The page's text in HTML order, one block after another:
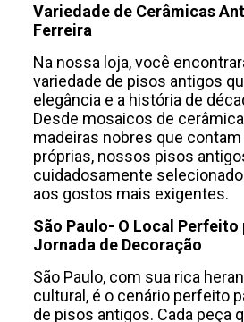
Variedade de Cerâmicas
Ferreira
Na nossa loja, você
variedade de pisos antigos
elegância e a história de
Desde mosaicos de
madeiras nobres que
próprias, nossos pisos
cuidadosamente
aos gostos mais exigentes.
São Paulo- O Local Perfeito
Jornada de Decoração
São Paulo, com sua rica
cultural, é o cenário perfeito
de pisos antigos. Cada peça